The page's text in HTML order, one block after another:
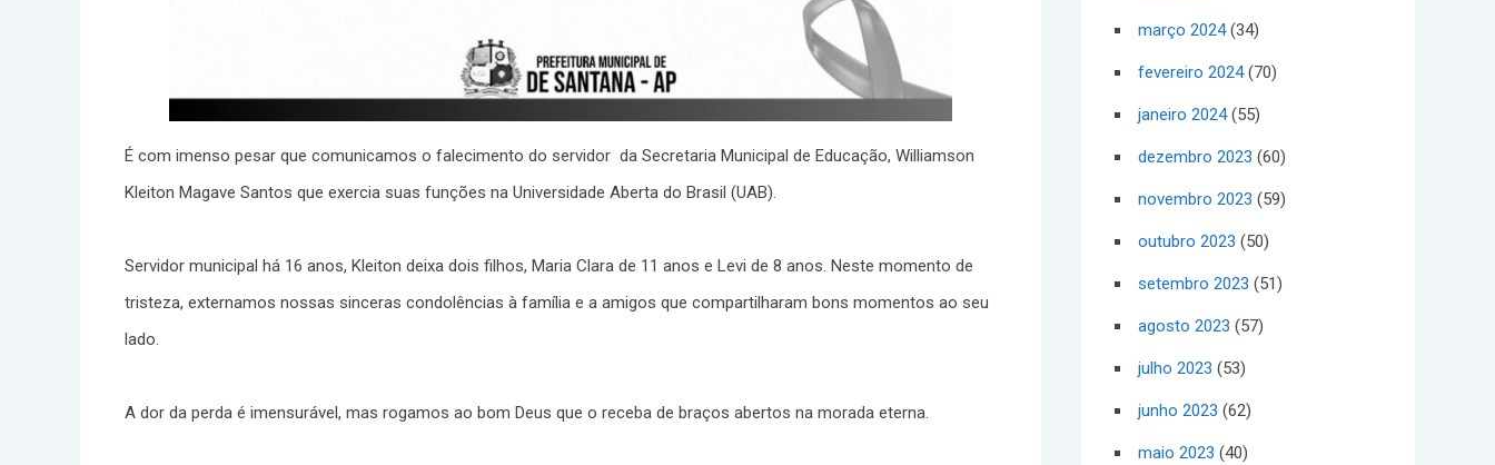
É com imenso pesar que comunicamos o falecimento do servidor da Secretaria Municipal de Educação, Williamson
Kleiton Magave Santos que exercia suas funções na Universidade Aberta do Brasil (UAB).
Servidor municipal há 16 anos, Kleiton deixa dois filhos, Maria Clara de 11 anos e Levi de 8 anos. Neste momento de
tristeza, externamos nossas sinceras condolências à família e a amigos que compartilharam bons momentos ao seu
lado.
A dor da perda é imensurável, mas rogamos ao bom Deus que o receba de braços abertos na morada eterna.
março 2024(34)
fevereiro 2024(70)
janeiro 2024(55)
dezembro 2023 (60)
novembro 2023 (59)
outubro 2023 (50)
setembro 2023 (51)
agosto 2023 (57)
julho 2023 (53)
junho 2023 (62)
maio 2023 (40)